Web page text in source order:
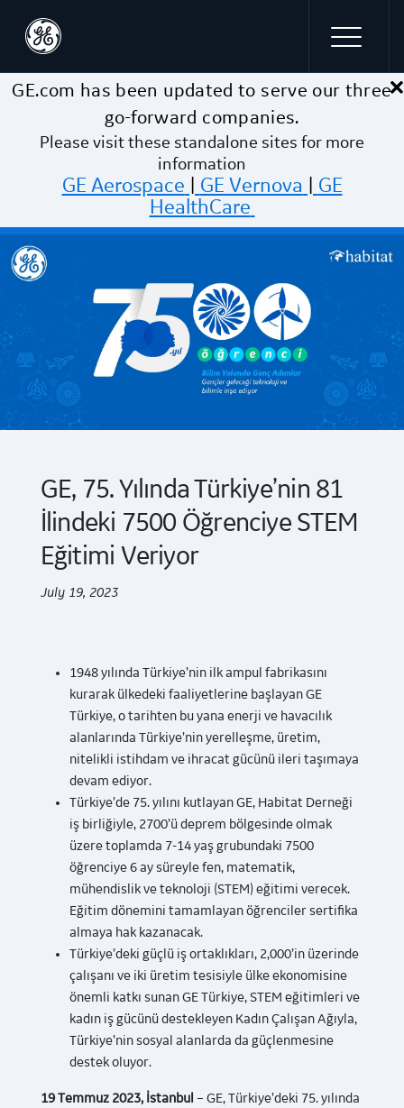
Skip to main content ×
GE.com has been updated to serve our three
go-forward companies.
Please visit these standalone sites for more
information
GE Aerospace GE Vernova
GE
HealthCare
GE, 75. Yılında Türkiye’nin 81
İlindeki 7500 Öğrenciye STEM
Eğitimi Veriyor
July 19, 2023
1948 yılında Türkiye’nin ilk ampul fabrikasını
kurarak ülkedeki faaliyetlerine başlayan GE
Türkiye, o tarihten bu yana enerji ve havacılık
alanlarında Türkiye’nin yerelleşme, üretim,
nitelikli istihdam ve ihracat gücünü ileri taşımaya
devam ediyor.
Türkiye’de 75. yılını kutlayan GE, Habitat Derneği
iş birliğiyle, 2700’ü deprem bölgesinde olmak
üzere toplamda 7-14 yaş grubundaki 7500
öğrenciye 6 ay süreyle fen, matematik,
mühendislik ve teknoloji (STEM) eğitimi verecek.
Eğitim dönemini tamamlayan öğrenciler sertifika
almaya hak kazanacak.
Türkiye’deki güçlü iş ortaklıkları, 2,000’in üzerinde
çalışanı ve iki üretim tesisiyle ülke ekonomisine
önemli katkı sunan GE Türkiye, STEM eğitimleri ve
kadın iş gücünü destekleyen Kadın Çalışan Ağıyla,
Türkiye’nin sosyal alanlarda da güçlenmesine
destek oluyor.
19 Temmuz 2023, İstanbul – GE, Türkiye’deki 75. yılında